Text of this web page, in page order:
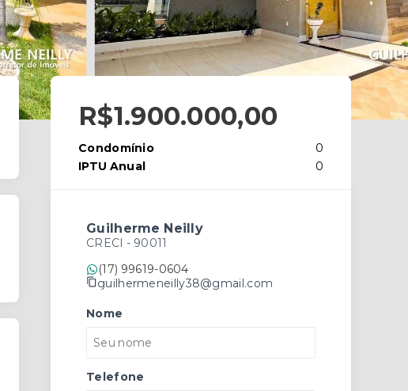
R$1.900.000,00
Condomínio
0
IPTU Anual
0
Guilherme Neilly
CRECI - 90011
(17) 99619-0604
guilhermeneilly38@gmail.com
Nome
Telefone